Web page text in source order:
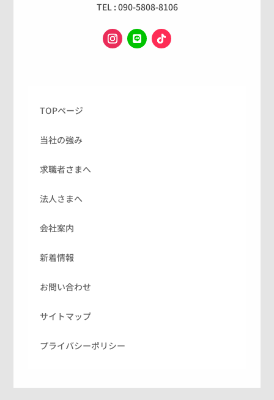
TEL : 090-5808-8106
TOPページ
当社の強み
求職者さまへ
法人さまへ
会社案内
新着情報
お問い合わせ
サイトマップ
プライバシーポリシー